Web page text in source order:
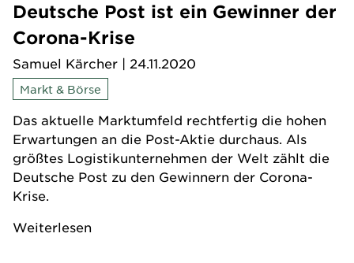
Deutsche Post ist ein Gewinner der
Corona-Krise
Samuel Kärcher | 24.11.2020
Markt & Börse
Das aktuelle Marktumfeld rechtfertig die hohen
Erwartungen an die Post-Aktie durchaus. Als
größtes Logistikunternehmen der Welt zählt die
Deutsche Post zu den Gewinnern der Corona-
Krise.
Weiterlesen